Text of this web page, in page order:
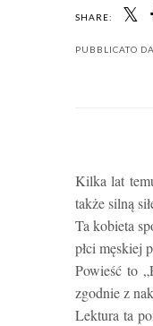
SHARE:
PUBBLICATO DA
Kilka lat
także silną
Ta kobieta
płci męskiej
Powieść to
zgodnie z
Lektura ta